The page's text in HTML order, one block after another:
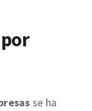
se ha